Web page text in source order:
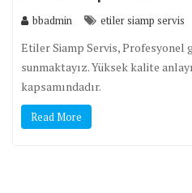
bbadmin etiler siamp servis
Etiler Siamp Servis, Profesyonel
sunmaktayız. Yüksek kalite
kapsamındadır.
Read More